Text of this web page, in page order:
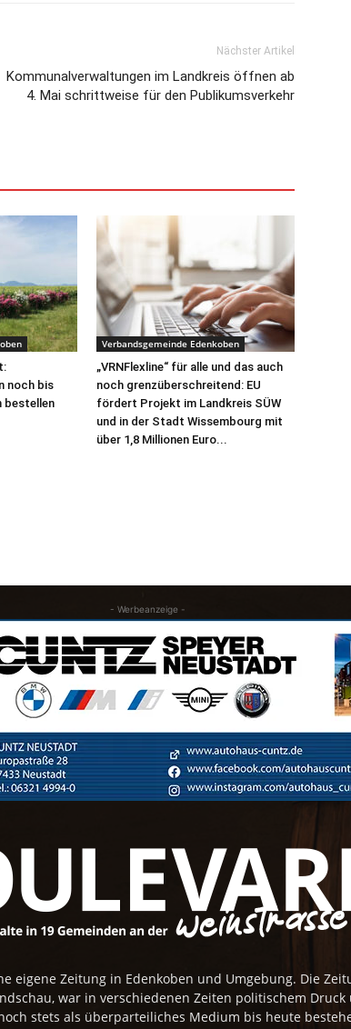
Nächster Artikel
Kommunalverwaltungen im Landkreis öffnen ab
4. Mai schrittweise für den Publikumsverkehr
noch bis
bestellen
Verbandsgemeinde Edenkoben
„VRNFlexline“ für alle und das auch
noch grenzüberschreitend: EU
fördert Projekt im Landkreis SÜW
und in der Stadt Wissembourg mit
über 1,8 Millionen Euro...
- Werbeanzeige -
eigene Zeitung in Edenkoben und Umgebung. Die
war in verschiedenen Zeiten politischem
stets als überparteiliches Medium bis heute